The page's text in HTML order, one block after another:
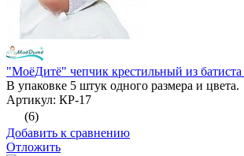
"МоёДитё" чепчик крестильный из
В упаковке 5 штук одного размера и цвета.
Артикул: КР-17
(6)
Добавить к сравнению
Отложить